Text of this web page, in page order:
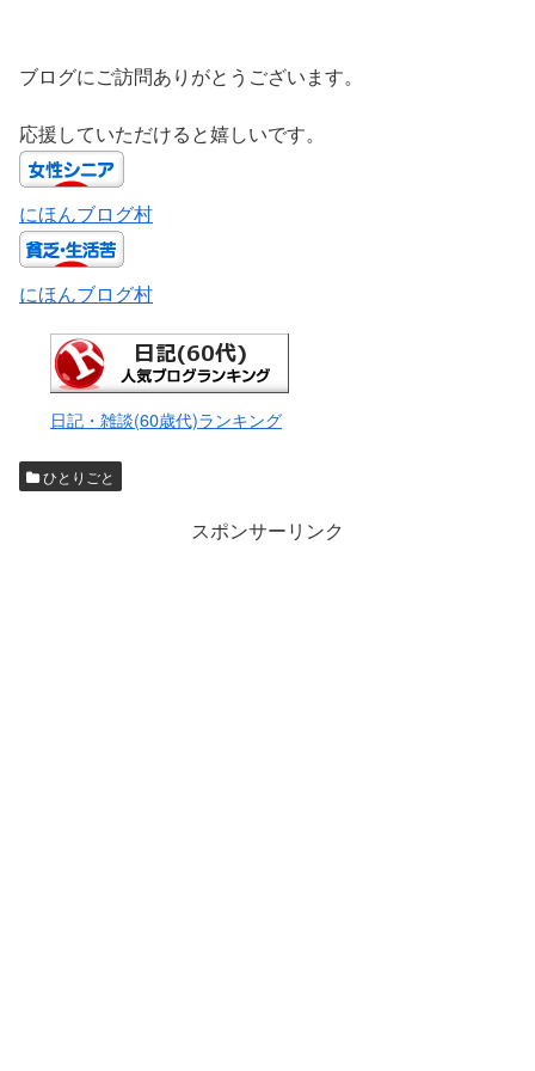
ブログにご訪問ありがとうございます。
応援していただけると嬉しいです。
にほんブログ村
にほんブログ村
日記・雑談(60歳代)ランキング
ひとりごと
スポンサーリンク